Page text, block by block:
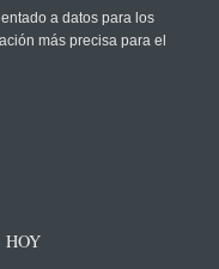
a datos para los
más precisa para el
HOY